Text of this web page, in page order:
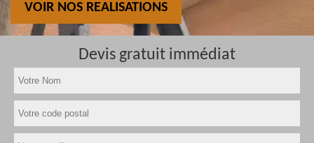
VOIR NOS REALISATIONS
Devis gratuit immédiat